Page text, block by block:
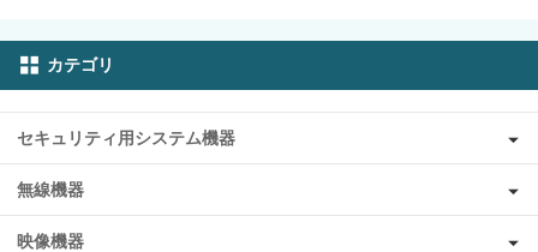
カテゴリ
セキュリティ用システム機器
無線機器
映像機器